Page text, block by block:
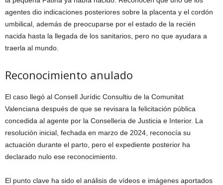
agentes dio indicaciones posteriores sobre la placenta y el cordón
umbilical, además de preocuparse por el estado de la recién
nacida hasta la llegada de los sanitarios, pero no que ayudara a
traerla al mundo.
Reconocimiento anulado
El caso llegó al Consell Jurídic Consultiu de la Comunitat
Valenciana después de que se revisara la felicitación pública
concedida al agente por la Conselleria de Justicia e Interior. La
resolución inicial, fechada en marzo de 2024, reconocía su
actuación durante el parto, pero el expediente posterior ha
declarado nulo ese reconocimiento.
El punto clave ha sido el análisis de vídeos e imágenes aportados